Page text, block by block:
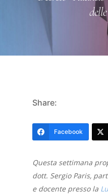
Share:
Facebook
Questa settimana
dott. Sergio Paris,
e docente presso la